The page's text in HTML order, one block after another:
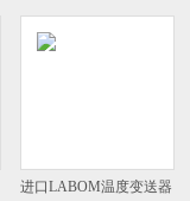
进口LABOM温度变送器